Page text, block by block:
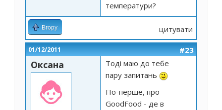
температури?
Вгору цитувати
01/12/2011 #23
Оксана
Тоді маю до тебе
пару запитань
По-перше, про
GoodFood - де в